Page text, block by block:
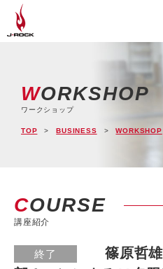
WORKSHOP
ワークショップ
TOP BUSINESS WORKSHOP
COURSE
講座紹介
終了
篠原哲